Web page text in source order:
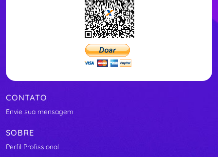
CONTATO
Envie sua mensagem
SOBRE
Perfil Profissional